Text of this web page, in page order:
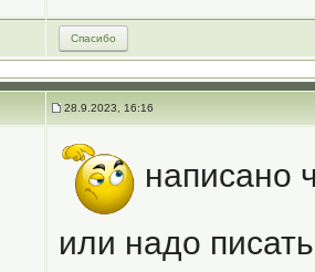
Спасибо
28.9.2023, 16:16
написано
или надо